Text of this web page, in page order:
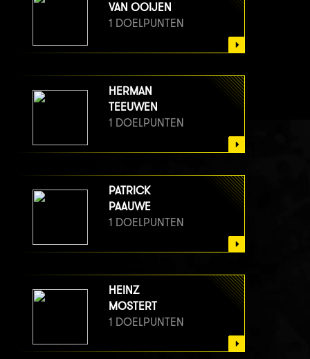
VAN OOIJEN
1 DOELPUNTEN
HERMAN
TEEUWEN
1 DOELPUNTEN
PATRICK
PAAUWE
1 DOELPUNTEN
HEINZ
MOSTERT
1 DOELPUNTEN